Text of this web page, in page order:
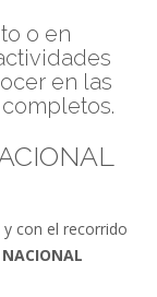
o en
en las
con el recorrido